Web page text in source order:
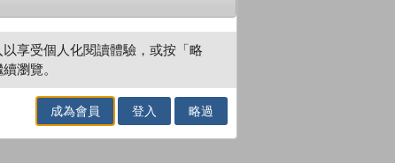
試閲 加入閱讀紀錄
／閱讀電子書
以享受個人化閱讀體驗，或按「略
瀏覽。
成為會員 登入 略過